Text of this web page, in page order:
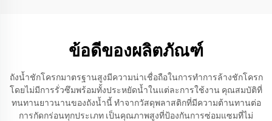
ข้อดีของผลิตภัณฑ์
ถังน้ำชักโครกมาตรฐานสูงมีความน่าเชื่อถือในการทำการล้างชักโครก
โดยไม่มีการรั่วซึมพร้อมทั้งประหยัดน้ำในแต่ละการใช้งาน คุณสมบัติที่
ทนทานยาวนานของถังน้ำนี้ ทำจากวัสดุพลาสติกที่มีความต้านทานต่อ
การกัดกร่อนทุกประเภท เป็นคุณภาพสูงที่ป้องกันการซ่อมแซมที่ไม่